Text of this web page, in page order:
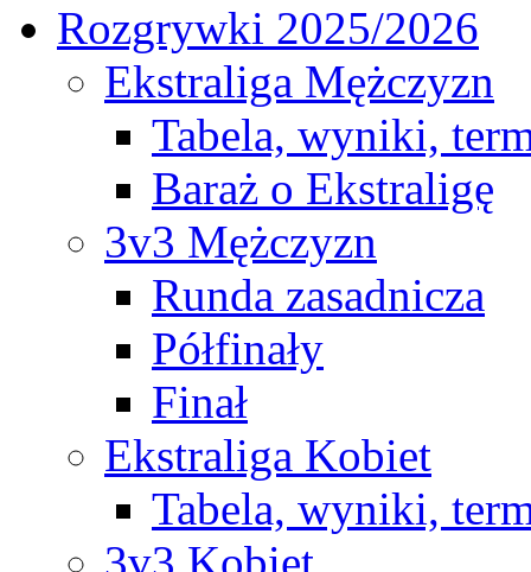
Rozgrywki 2025/2026
Ekstraliga Mężczyzn
Tabela, wyniki,
Baraż o Ekstraligę
3v3 Mężczyzn
Runda zasadnicza
Półfinały
Finał
Ekstraliga Kobiet
Tabela, wyniki,
3v3 Kobiet